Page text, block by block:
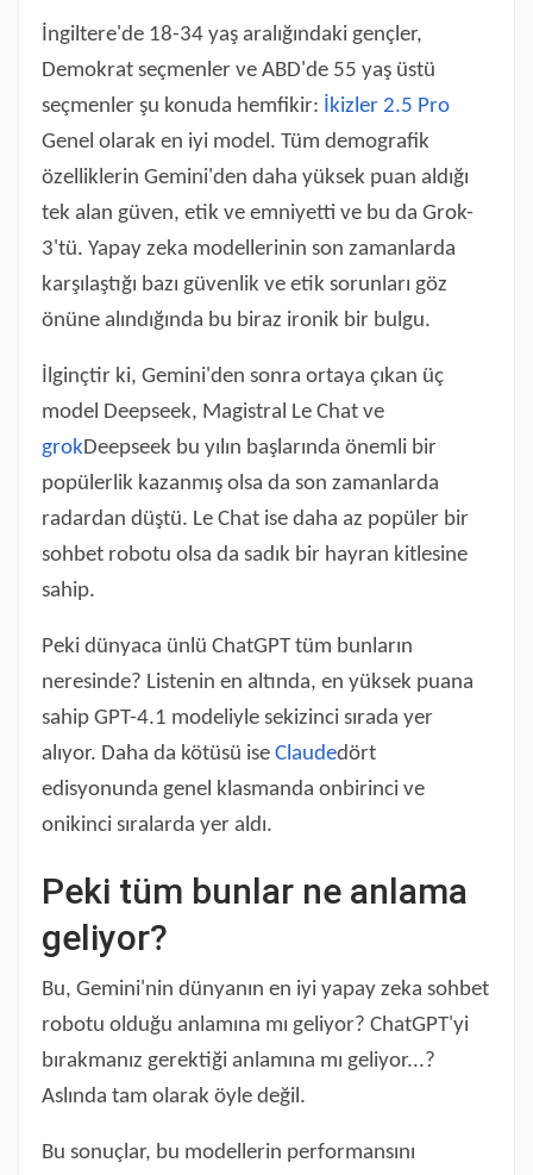
İngiltere'de 18-34 yaş aralığındaki gençler,
Demokrat seçmenler ve ABD'de 55 yaş üstü
seçmenler şu konuda hemfikir:
İkizler 2.5 Pro
Genel olarak en iyi model. Tüm demografik
özelliklerin Gemini'den daha yüksek puan aldığı
tek alan güven, etik ve emniyetti ve bu da Grok-
3'tü. Yapay zeka modellerinin son zamanlarda
karşılaştığı bazı güvenlik ve etik sorunları göz
önüne alındığında bu biraz ironik bir bulgu.
İlginçtir ki, Gemini'den sonra ortaya çıkan üç
model Deepseek, Magistral Le Chat ve
grokDeepseek bu yılın başlarında önemli bir
popülerlik kazanmış olsa da son zamanlarda
radardan düştü. Le Chat ise daha az popüler bir
sohbet robotu olsa da sadık bir hayran kitlesine
sahip.
Peki dünyaca ünlü ChatGPT tüm bunların
neresinde? Listenin en altında, en yüksek puana
sahip GPT-4.1 modeliyle sekizinci sırada yer
alıyor. Daha da kötüsü ise Claudedört
edisyonunda genel klasmanda onbirinci ve
onikinci sıralarda yer aldı.
Peki tüm bunlar ne anlama
geliyor?
Bu, Gemini'nin dünyanın en iyi yapay zeka sohbet
robotu olduğu anlamına mı geliyor? ChatGPT'yi
bırakmanız gerektiği anlamına mı geliyor...?
Aslında tam olarak öyle değil.
Bu sonuçlar, bu modellerin performansını